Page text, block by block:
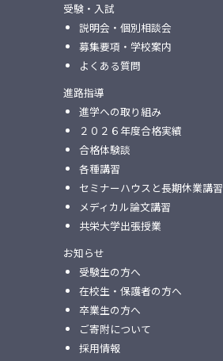
受験・入試
説明会・個別相談会
募集要項・学校案内
よくある質問
進路指導
進学への取り組み
２０２６年度合格実績
合格体験談
各種講習
セミナーハウスと⻑期休業講習
メディカル論⽂講習
共栄⼤学出張授業
お知らせ
受験生の方へ
在校生・保護者の方へ
卒業生の方へ
ご寄附について
採用情報